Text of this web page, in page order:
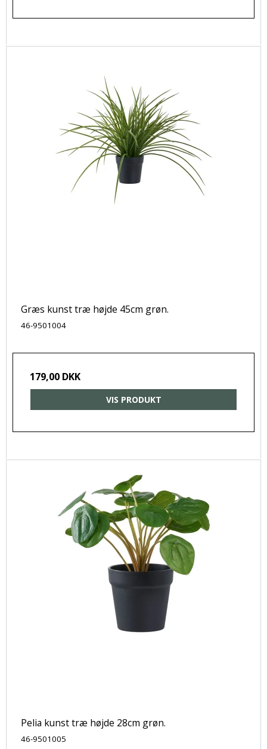
Græs kunst træ højde 45cm grøn.
46-9501004
179,00 DKK
VIS PRODUKT
Pelia kunst træ højde 28cm grøn.
46-9501005